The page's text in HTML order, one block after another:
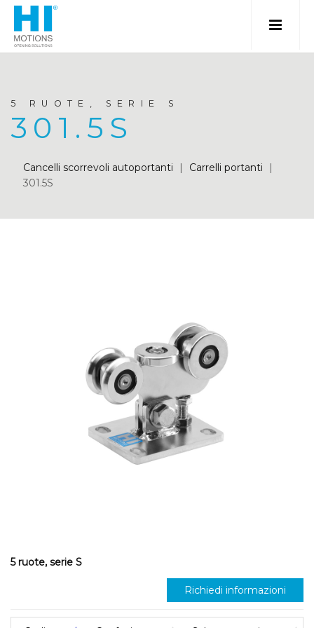
5 RUOTE, SERIE S
301.5S
Cancelli scorrevoli autoportanti | Carrelli portanti
|
301.5S
5 ruote, serie S
Richiedi informazioni